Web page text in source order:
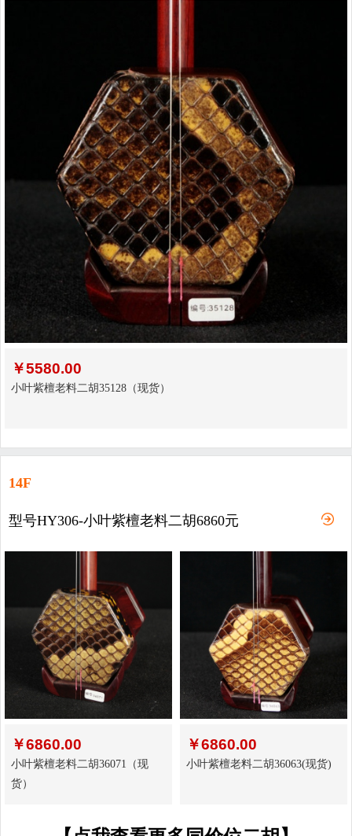
￥5580.00
小叶紫檀老料二胡35128（现货）
14F
型号HY306-小叶紫檀老料二胡6860元
￥6860.00
小叶紫檀老料二胡36071（现
货）
￥6860.00
小叶紫檀老料二胡36063(现货)